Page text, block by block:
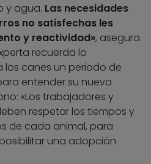
y agua. Las necesidades
no satisfechas les
y reactividad», asegura
recuerda lo
los canes un periodo de
entender su nueva
«Los trabajadores y
respetar los tiempos y
de cada animal, para
una adopción